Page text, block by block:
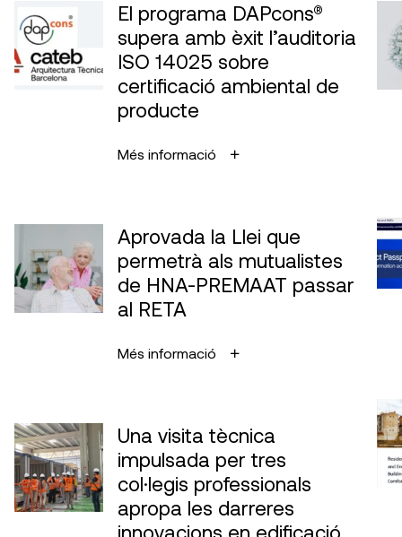
El programa DAPcons®
supera amb èxit l’auditoria
ISO 14025 sobre
certificació ambiental de
producte
Més informació
Aprovada la Llei que
permetrà als mutualistes
de HNA-PREMAAT passar
al RETA
Més informació
Una visita tècnica
impulsada per tres
col·legis professionals
apropa les darreres
innovacions en edificació